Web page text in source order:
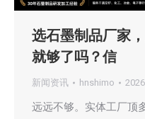
选石墨制品厂家
就够了吗？信
新闻资讯 hnshimo
远远不够。实体工厂顶